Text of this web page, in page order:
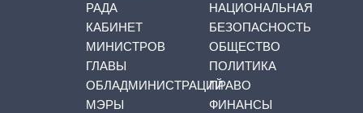
РАДА
КАБИНЕТ
МИНИСТРОВ
ГЛАВЫ
ОБЛАДМИНИСТРАЦИЙ
МЭРЫ
НАЦИОНАЛЬНАЯ
БЕЗОПАСНОСТЬ
ОБЩЕСТВО
ПОЛИТИКА
ПРАВО
ФИНАНСЫ